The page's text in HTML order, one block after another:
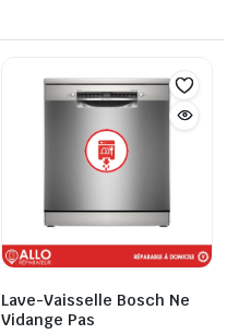
Lave-Vaisselle Bosch Ne
Vidange Pas